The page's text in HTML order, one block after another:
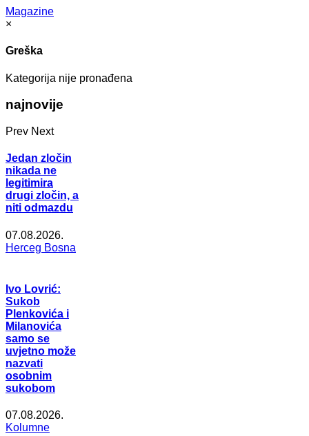
Magazine
×
Greška
Kategorija nije pronađena
najnovije
Prev Next
Jedan zločin
nikada ne
legitimira
drugi zločin, a
niti odmazdu
07.08.2026.
Herceg Bosna
Ivo Lovrić:
Sukob
Plenkovića i
Milanovića
samo se
uvjetno može
nazvati
osobnim
sukobom
07.08.2026.
Kolumne